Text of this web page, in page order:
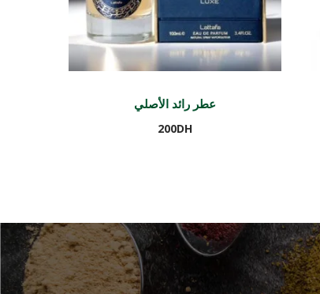
عطر رائد الأصلي
200DH